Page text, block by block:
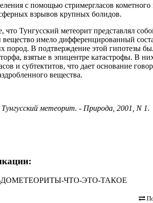
с помощью стримергласов кометного
взрывов крупных болидов.
Тунгусский метеорит представлял
имело дифференцированный
пород. В подтверждение этой гипотезы
взятые в эпицентре катастрофы. В
и субтектитов, что дает основание
вещества.
метеорит. - Природа, 2001, N 1.
ЧТО-ЭТО-ТАКОЕ